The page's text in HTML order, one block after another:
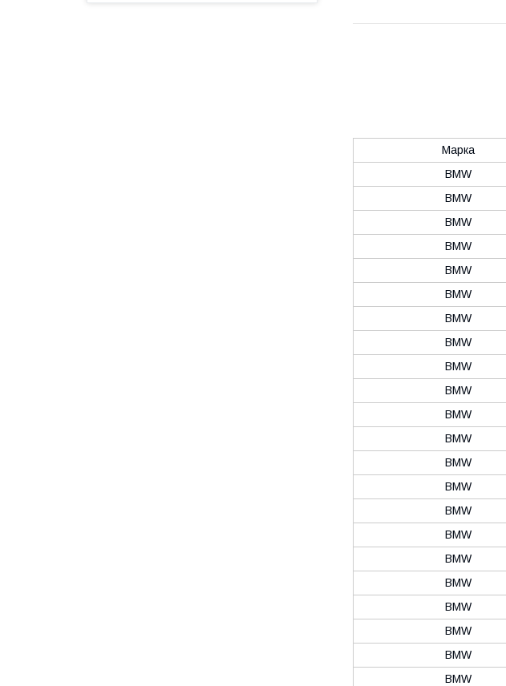
Марка
BMW
BMW
BMW
BMW
BMW
BMW
BMW
BMW
BMW
BMW
BMW
BMW
BMW
BMW
BMW
BMW
BMW
BMW
BMW
BMW
BMW
BMW